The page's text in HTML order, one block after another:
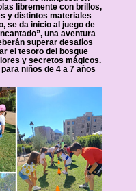
libremente con brillos,
y distintos materiales
se da inicio al juego de
una aventura
superar desafíos
el tesoro del bosque
y secretos mágicos.
niños de 4 a 7 años